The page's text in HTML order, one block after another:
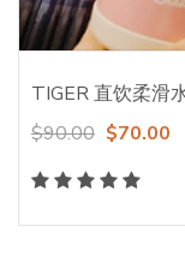
TIGER 直饮柔滑
$90.00 $70.00